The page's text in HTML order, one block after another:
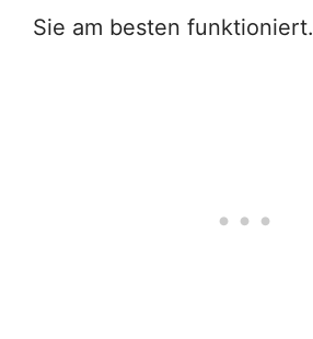
Sie am besten funktioniert.